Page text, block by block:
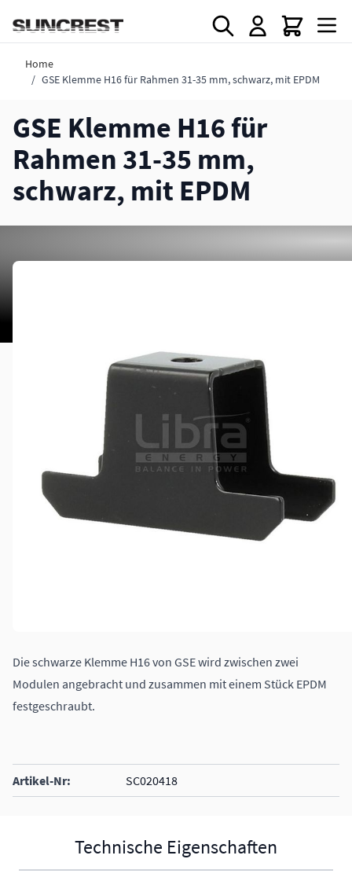
Home
/ GSE Klemme H16 für Rahmen 31-35 mm, schwarz, mit EPDM
GSE Klemme H16 für
Rahmen 31-35 mm,
schwarz, mit EPDM
Die schwarze Klemme H16 von GSE wird zwischen zwei
Modulen angebracht und zusammen mit einem Stück EPDM
festgeschraubt.
Artikel-Nr: SC020418
Technische Eigenschaften